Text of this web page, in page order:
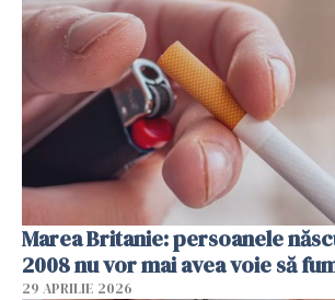
Marea Britanie: persoanele
2008 nu vor mai avea voie să
29 APRILIE 2026